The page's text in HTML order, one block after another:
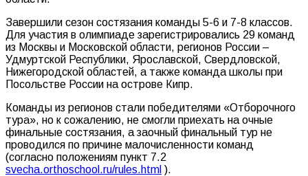
Завершили сезон состязания команды 5-6 и 7-8 классов.
Для участия в олимпиаде зарегистрировались 29 команд
из Москвы и Московской области, регионов России –
Удмуртской Республики, Ярославской, Свердловской,
Нижегородской областей, а также команда школы при
Посольстве России на острове Кипр.
Команды из регионов стали победителями «Отборочного
тура», но к сожалению, не смогли приехать на очные
финальные состязания, а заочный финальный тур не
проводился по причине малочисленности команд
(согласно положениям пункт 7.2
svecha.orthoschool.ru/rules.html ).